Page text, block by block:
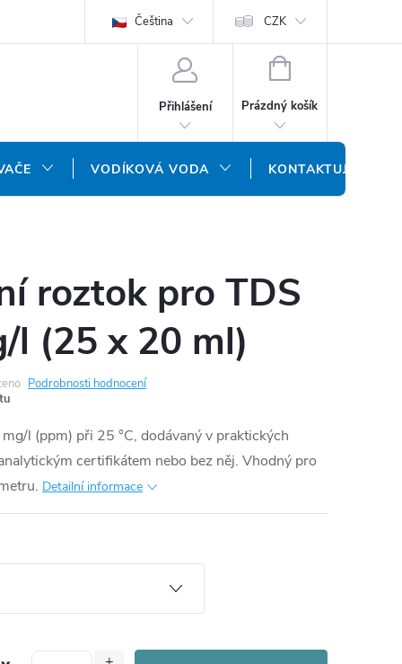
OCHRANA OSOBNÍCH ÚDAJŮ NÁŠ SLOVENSKÝ E-
Čeština CZK
Přihlášení
NÁKUPNÍ
Prázdný košík
VODÍKOVÁ VODA KONTAKTUJTE NÁS
roztok pro TDS
l (25 x 20 ml)
Podrobnosti hodnocení
l (ppm) při 25 °C, dodávaný v praktických
certifikátem nebo bez něj. Vhodný pro
Detailní informace